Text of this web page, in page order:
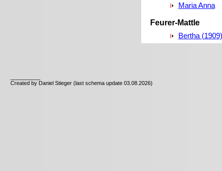
Maria Anna
Feurer-Mattle
Bertha (1909)
Created by Daniel Stieger (last schema update 03.08.2026)